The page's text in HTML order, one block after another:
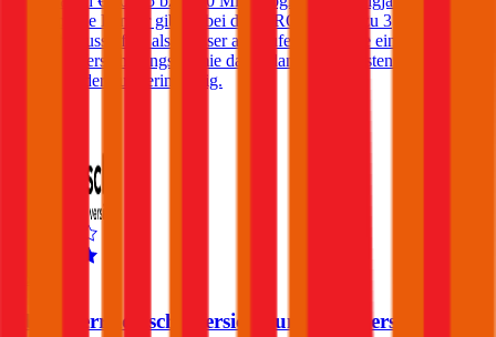
schadenfreie Lenker gibt es bei der TIROLER bis zu 3
Sonderbonusstufen, also besser als Stufe 0. Im Falle eines Schadens
steigt die Versicherungsprämie damit dann (beim ersten Schaden)
gar nicht oder nur geringfügig.
Oberösterreichische Versicherung Autoversicherung